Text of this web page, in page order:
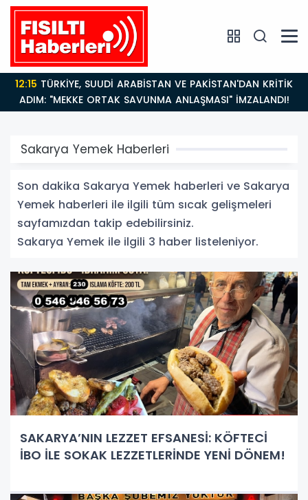
12:15
ADIM: "MEKKE ORTAK SAVUNMA ANLAŞMASI" İMZALANDI!
Sakarya Yemek Haberleri
Son dakika Sakarya Yemek haberleri ve Sakarya
Yemek haberleri ile ilgili tüm sıcak gelişmeleri
sayfamızdan takip edebilirsiniz.
Sakarya Yemek ile ilgili 3 haber listeleniyor.
SAKARYA’NIN LEZZET EFSANESİ: KÖFTECİ
İBO İLE SOKAK LEZZETLERİNDE YENİ DÖNEM!